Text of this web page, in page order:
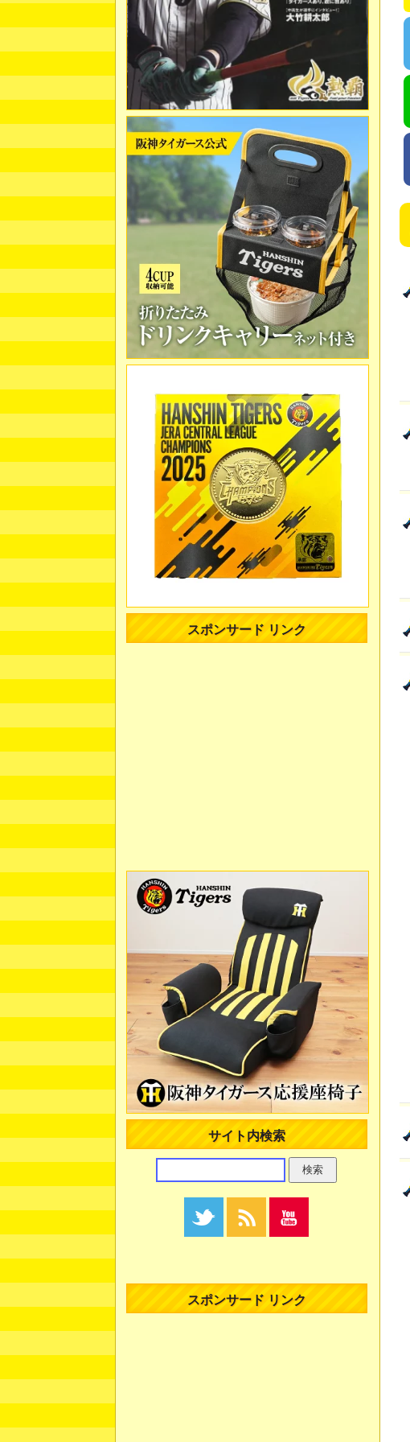
スポンサード リンク
サイト内検索
スポンサード リンク